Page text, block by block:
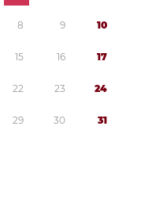
8 9 10
15 16 17
22 23 24
29 30 31